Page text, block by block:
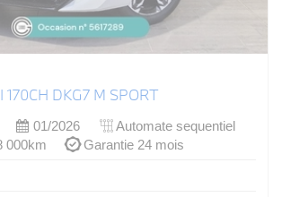
170CH DKG7 M SPORT
01/2026
Automate sequentiel
000km
Garantie 24 mois